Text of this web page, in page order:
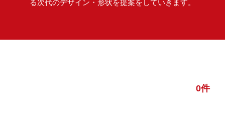
る次代のデザイン・形状を提案をしていきます。
0件